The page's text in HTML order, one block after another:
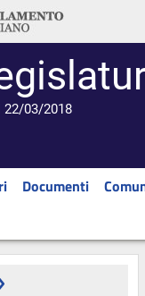
22/03/2018
Documenti